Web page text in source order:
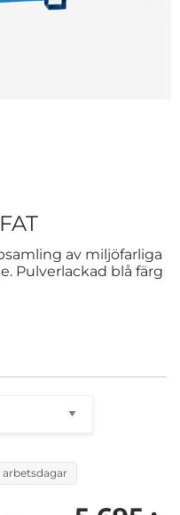
av miljöfarliga
Pulverlackad blå färg
arbetsdagar